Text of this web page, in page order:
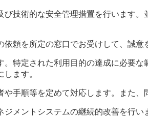
技術的な安全管理措置を行います
頼を所定の窓口でお受けして、誠意
特定された利用目的の達成に必要な
ます。
手順等を定めて対応します。また、
メントシステムの継続的改善を行い